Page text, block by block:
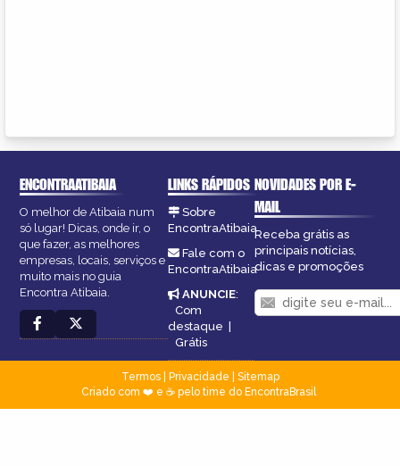
ENCONTRAATIBAIA
O melhor de Atibaia num
só lugar! Dicas, onde ir, o
que fazer, as melhores
empresas, locais, serviços e
muito mais no guia
Encontra Atibaia.
LINKS RÁPIDOS
Sobre
EncontraAtibaia
Fale com o
EncontraAtibaia
ANUNCIE:
Com
destaque
Grátis
NOVIDADES POR E-
MAIL
Receba grátis as
principais notícias,
dicas e promoções
Termos| Privacidade
Sitemap
Criado com ❤️ e ☕ pelo time do EncontraBrasil